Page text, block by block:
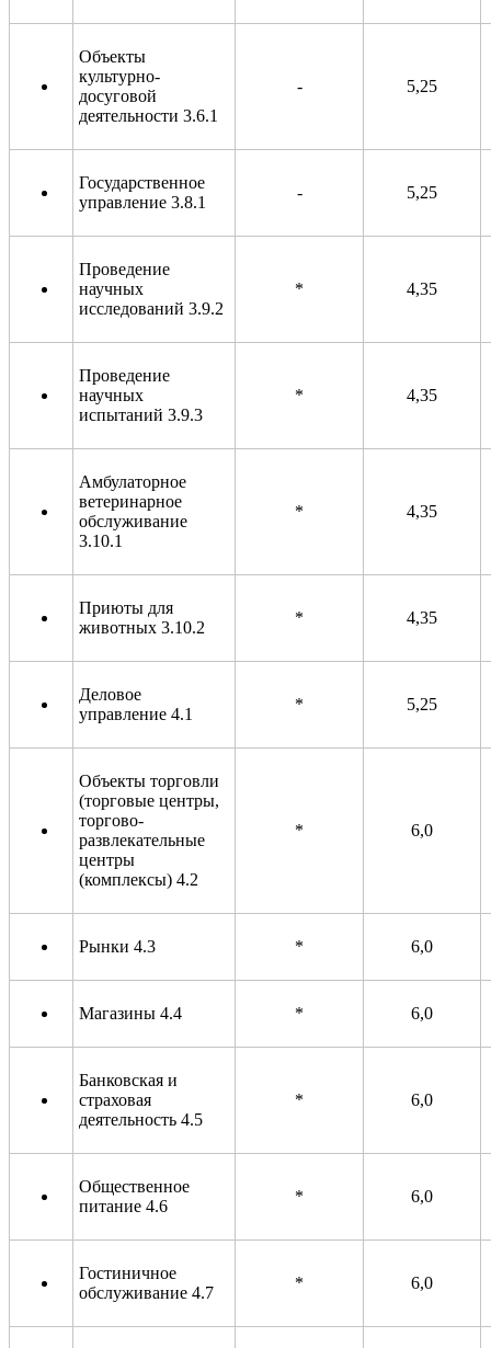
Объекты
культурно-
досуговой
деятельности 3.6.1
- 5,25
Государственное
управление 3.8.1
- 5,25
Проведение
научных
исследований 3.9.2
* 4,35
Проведение
научных
испытаний 3.9.3
* 4,35
Амбулаторное
ветеринарное
обслуживание
3.10.1
* 4,35
Приюты для
животных 3.10.2
* 4,35
Деловое
управление 4.1
* 5,25
Объекты торговли
(торговые центры,
торгово-
развлекательные
центры
(комплексы) 4.2
* 6,0
Рынки 4.3 * 6,0
Магазины 4.4 * 6,0
Банковская и
страховая
деятельность 4.5
* 6,0
Общественное
питание 4.6
* 6,0
Гостиничное
обслуживание 4.7
* 6,0